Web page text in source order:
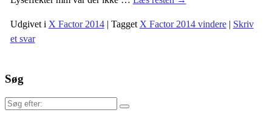
Udgivet i X Factor 2014| Tagget X Factor 2014 vindere| Skriv
et svar
Søg
Søg